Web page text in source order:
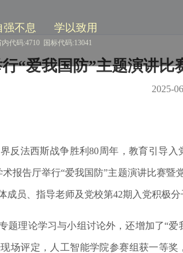
强不息 学以致用
内代码:4710 国标代码:13041
“爱我国防”主题演讲
2025-
反法西斯战争胜利80周年，教育引导
报告厅举行“爱我国防”主题演讲比赛
员、指导老师及党校第42期入党积极分
题理论学习与小组讨论外，还增加了“
场评定，人工智能学院参赛组获一等